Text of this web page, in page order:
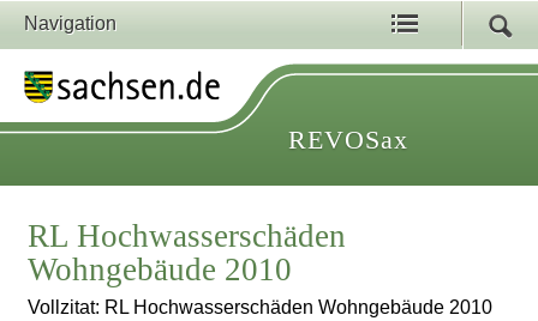
Navigation
REVOSax
RL Hochwasserschäden
Wohngebäude 2010
Vollzitat: RL Hochwasserschäden Wohngebäude 2010